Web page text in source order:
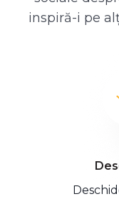
inspiră-i pe